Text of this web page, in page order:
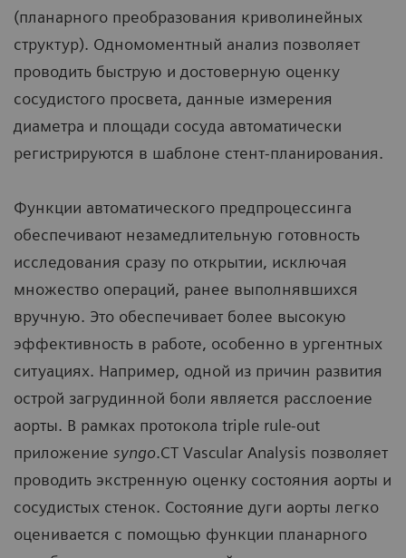
(планарного преобразования криволинейных
структур). Одномоментный анализ позволяет
проводить быструю и достоверную оценку
сосудистого просвета, данные измерения
диаметра и площади сосуда автоматически
регистрируются в шаблоне стент-планирования.
Функции автоматического предпроцессинга
обеспечивают незамедлительную готовность
исследования сразу по открытии, исключая
множество операций, ранее выполнявшихся
вручную. Это обеспечивает более высокую
эффективность в работе, особенно в ургентных
ситуациях. Например, одной из причин развития
острой загрудинной боли является расслоение
аорты. В рамках протокола triple rule-out
приложение syngo.CT Vascular Analysis позволяет
проводить экстренную оценку состояния аорты и
сосудистых стенок. Состояние дуги аорты легко
оценивается с помощью функции планарного